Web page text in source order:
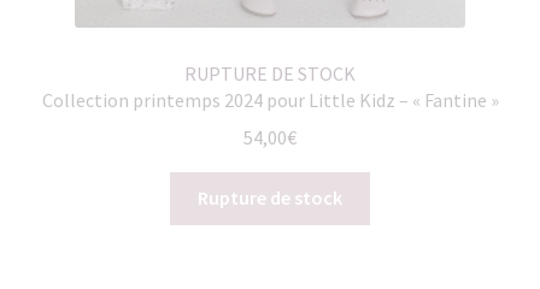
RUPTURE DE STOCK
Collection printemps 2024 pour Little Kidz – « Fantine »
54,00€
Rupture de stock